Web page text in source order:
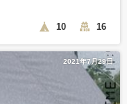
10 16
2021年7月29日